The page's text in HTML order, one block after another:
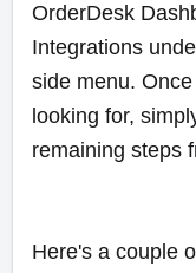
OrderDesk
Integrations
side menu.
looking for,
remaining steps
Here's a couple